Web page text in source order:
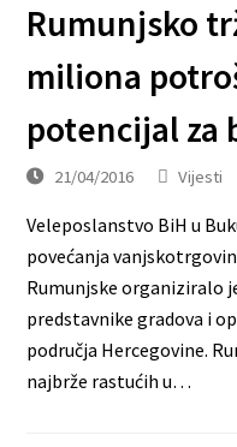
Rumunjsko
miliona
potencijal za
21/04/2016 Vijesti
Veleposlanstvo BiH u
povećanja
Rumunjske organiziralo
predstavnike gradova i
područja Hercegovine.
najbrže rastućih u…